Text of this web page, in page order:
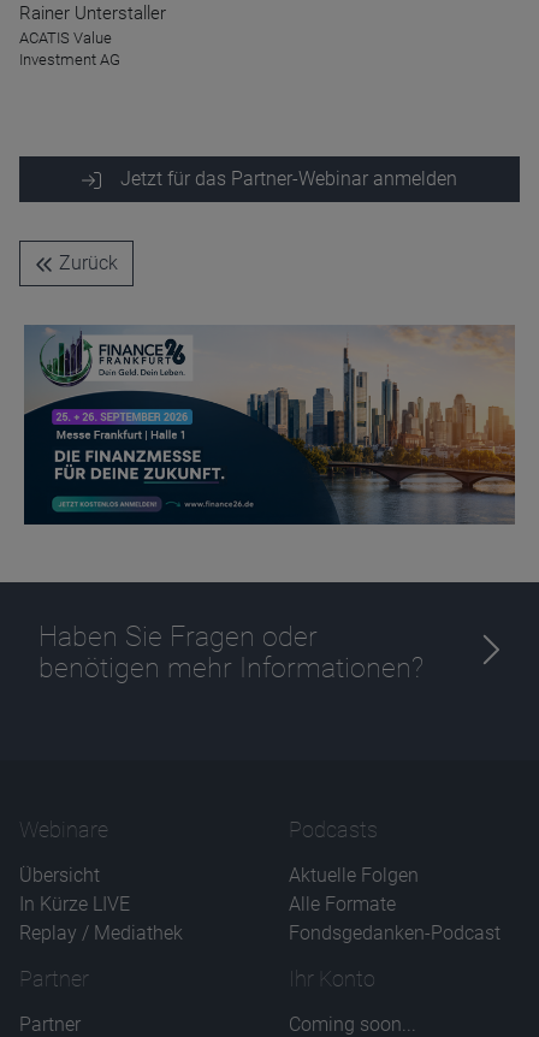
Rainer Unterstaller
ACATIS Value
Investment AG
Jetzt für das Partner-Webinar anmelden
Zurück
Haben Sie Fragen oder
benötigen mehr Informationen?
Webinare
Übersicht
In Kürze LIVE
Replay / Mediathek
Podcasts
Aktuelle Folgen
Alle Formate
Fondsgedanken-Podcast
Partner
Partner
Ihr Konto
Coming soon...
Zweck
Ablauf
1 Jahr